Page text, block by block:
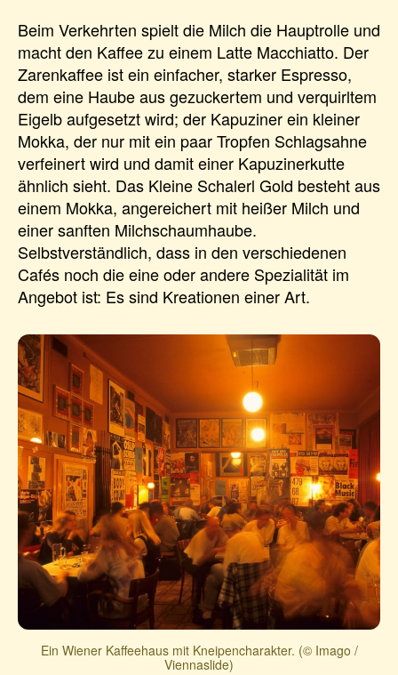
Beim Verkehrten spielt die Milch die Hauptrolle und
macht den Kaffee zu einem Latte Macchiatto. Der
Zarenkaffee ist ein einfacher, starker Espresso,
dem eine Haube aus gezuckertem und verquirltem
Eigelb aufgesetzt wird; der Kapuziner ein kleiner
Mokka, der nur mit ein paar Tropfen Schlagsahne
verfeinert wird und damit einer Kapuzinerkutte
ähnlich sieht. Das Kleine Schalerl Gold besteht aus
einem Mokka, angereichert mit heißer Milch und
einer sanften Milchschaumhaube.
Selbstverständlich, dass in den verschiedenen
Cafés noch die eine oder andere Spezialität im
Angebot ist: Es sind Kreationen einer Art.
Ein Wiener Kaffeehaus mit Kneipencharakter. (© Imago /
Viennaslide)